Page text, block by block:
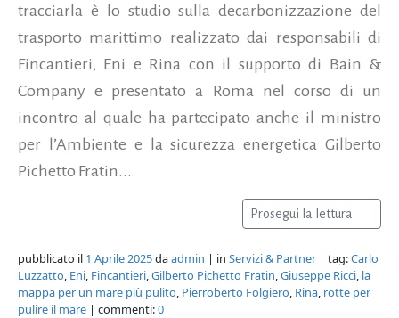
tracciarla è lo studio sulla decarbonizzazione del
trasporto marittimo realizzato dai responsabili di
Fincantieri, Eni e Rina con il supporto di Bain &
Company e presentato a Roma nel corso di un
incontro al quale ha partecipato anche il ministro
per l’Ambiente e la sicurezza energetica Gilberto
Pichetto Fratin...
Prosegui la lettura
pubblicato il 1 Aprile 2025daadmin | in Servizi & Partner | tag:Carlo
Luzzatto Eni Fincantieri Gilberto Pichetto Fratin Giuseppe Ricci la
mappa per un mare più pulito Pierroberto Folgiero Rina rotte per
pulire il mare | commenti:0